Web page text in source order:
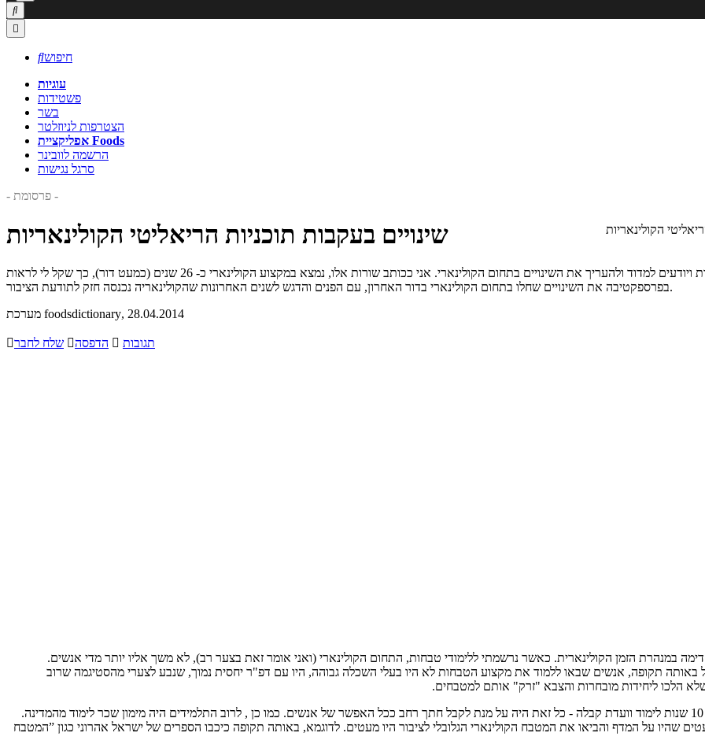


חיפוש
עוגיות
פשטידות
בשר
הצטרפות לניוזלטר
אפליקציית Foods
הרשמה לוובינר
סרגל נגישות
- פרסומת -
הקולינאריות שינויים בעקבות תוכניות הריאליטי הקולינאריות
כל דור נמדד בעיני הדור הבא או בעיני אותם אנשים שחיים מספר דורות ויודעים למדוד ולהעריך את השינויים בתחום הקולינארי. אני ככותב שורות אלו, נמצא במקצוע הקולינארי כ- 26 שנים (כמעט דור), כך שקל לי לראות
בפרספקטיבה את השינויים שחלו בתחום הקולינארי בדור האחרון, עם הפנים והדגש לשנים האחרונות שהקולינאריה נכנסה חזק לתודעת הציבור.
מערכת foodsdictionary, 28.04.2014
שלח לחבר הדפסה  תגובות
במנהרת הזמן הקולינארית. כאשר נרשמתי ללימודי טבחות, התחום הקולינארי (ואני אומר זאת בצער רב), לא משך אליו יותר מדי אנשים.
באותה תקופה, אנשים שבאו ללמוד את מקצוע הטבחות לא היו בעלי השכלה גבוהה, היו עם דפ"ר יחסית נמוך, שנבע לצערי מהסטיגמה שרוב
הלכו ליחידות מובחרות והצבא "זרק" אותם למטבחים.
תנאי הקבלה, היו קלים מאוד. על מנת להתקבל ללימודים הייתה דרישה של 10 שנות לימוד וועדת קבלה - כל זאת היה על מנת לקבל חתך רחב ככל האפשר של אנשים. כמו כן , לרוב התלמידים היה מימון שכר לימוד מהמדינה.
שהיו על המדף והביאו את המטבח הקולינארי הגלובלי לציבור היו מעטים. לדוגמא, באותה תקופה כיכבו הספרים של ישראל אהרוני כגון ”המטבח